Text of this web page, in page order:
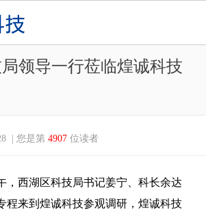
领导一行莅临煌诚科技
| 您是第 4907 位读者
，西湖区科技局书记姜宁、科长余达
程来到煌诚科技参观调研，煌诚科技